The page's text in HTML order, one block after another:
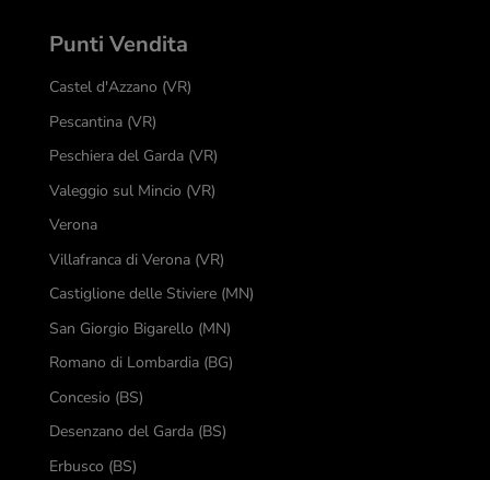
Punti Vendita
Castel d'Azzano (VR)
Pescantina (VR)
Peschiera del Garda (VR)
Valeggio sul Mincio (VR)
Verona
Villafranca di Verona (VR)
Castiglione delle Stiviere (MN)
San Giorgio Bigarello (MN)
Romano di Lombardia (BG)
Concesio (BS)
Desenzano del Garda (BS)
Erbusco (BS)